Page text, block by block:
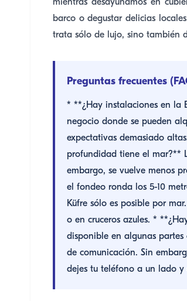
mientras desayunamos en
barco o degustar delicias
trata sólo de lujo, sino también
Preguntas frecuentes
* **¿Hay instalaciones en la
negocio donde se pueden
expectativas demasiado
profundidad tiene el mar?**
embargo, se vuelve menos
el fondeo ronda los 5-10
Küfre sólo es posible por
o en cruceros azules. *
disponible en algunas
de comunicación. Sin
dejes tu teléfono a un lado y